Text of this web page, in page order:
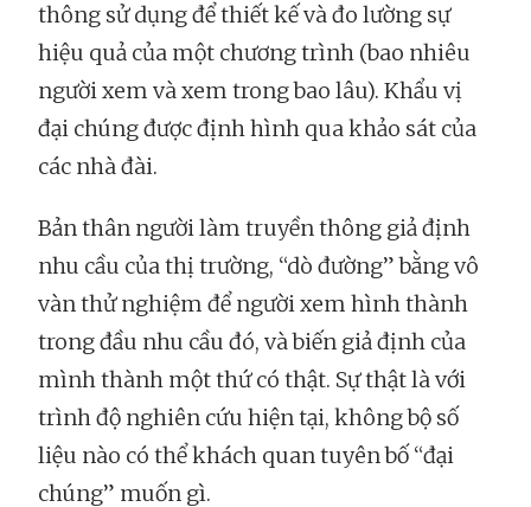
thông sử dụng để thiết kế và đo lường sự
hiệu quả của một chương trình (bao nhiêu
người xem và xem trong bao lâu). Khẩu vị
đại chúng được định hình qua khảo sát của
các nhà đài.
Bản thân người làm truyền thông giả định
nhu cầu của thị trường, “dò đường” bằng vô
vàn thử nghiệm để người xem hình thành
trong đầu nhu cầu đó, và biến giả định của
mình thành một thứ có thật. Sự thật là với
trình độ nghiên cứu hiện tại, không bộ số
liệu nào có thể khách quan tuyên bố “đại
chúng” muốn gì.